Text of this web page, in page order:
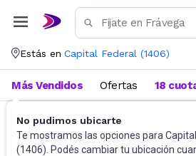
Estás en Capital Federal (1406)
No pudimos ubicarte
Te mostramos las opciones para
(1406). Podés cambiar tu ubicación
Más Vendidos Ofertas 18
Muñecas y Accesorios